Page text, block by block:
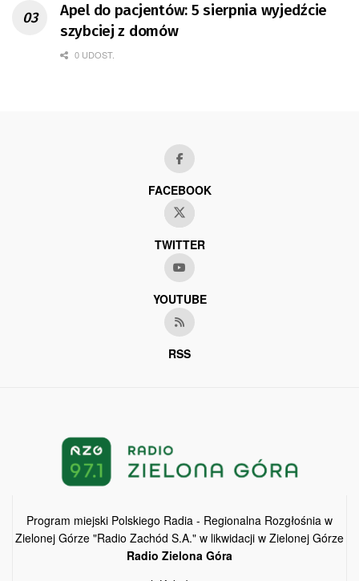
Apel do pacjentów: 5 sierpnia wyjedźcie
szybciej z domów
0 UDOST.
FACEBOOK
TWITTER
YOUTUBE
RSS
Program miejski Polskiego Radia - Regionalna Rozgłośnia w
Zielonej Górze "Radio Zachód S.A." w likwidacji w Zielonej Górze
Radio Zielona Góra